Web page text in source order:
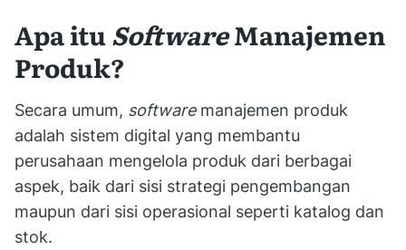
Apa ituSoftwareManajemen
Produk?
Secara umum, software manajemen produk
adalah sistem digital yang membantu
perusahaan mengelola produk dari berbagai
aspek, baik dari sisi strategi pengembangan
maupun dari sisi operasional seperti katalog dan
stok.